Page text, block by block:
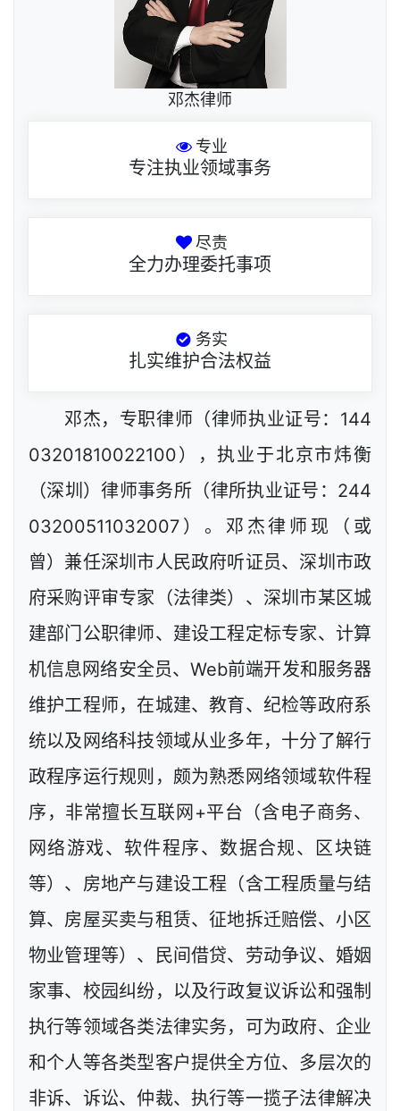
邓杰律师
专业
专注执业领域事务
尽责
全力办理委托事项
务实
扎实维护合法权益
邓杰，专职律师（律师执业证号：144
03201810022100），执业于北京市炜衡
（深圳）律师事务所（律所执业证号：244
03200511032007）。邓杰律师现（或
曾）兼任深圳市人民政府听证员、深圳市政
府采购评审专家（法律类）、深圳市某区城
建部门公职律师、建设工程定标专家、计算
机信息网络安全员、Web前端开发和服务器
维护工程师，在城建、教育、纪检等政府系
统以及网络科技领域从业多年，十分了解行
政程序运行规则，颇为熟悉网络领域软件程
序，非常擅长互联网+平台（含电子商务、
网络游戏、软件程序、数据合规、区块链
等）、房地产与建设工程（含工程质量与结
算、房屋买卖与租赁、征地拆迁赔偿、小区
物业管理等）、民间借贷、劳动争议、婚姻
家事、校园纠纷，以及行政复议诉讼和强制
执行等领域各类法律实务，可为政府、企业
和个人等各类型客户提供全方位、多层次的
非诉、诉讼、仲裁、执行等一揽子法律解决